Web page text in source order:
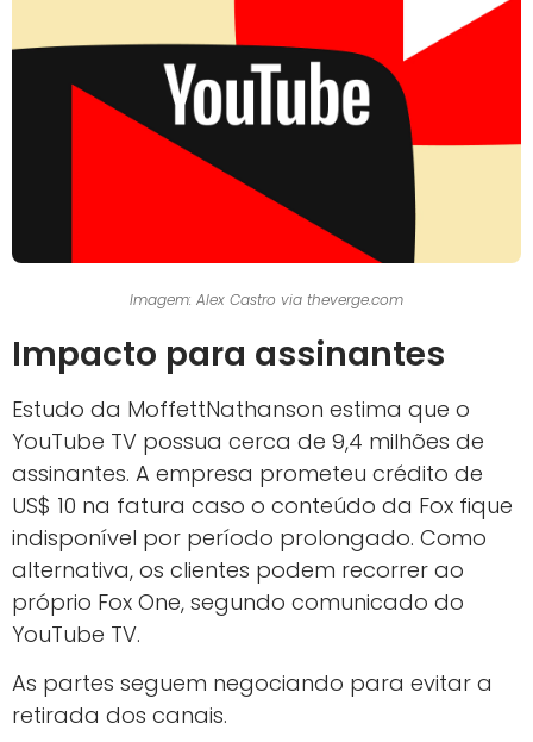
Imagem: Alex Castro via theverge.com
Impacto para assinantes
Estudo da MoffettNathanson estima que o
YouTube TV possua cerca de 9,4 milhões de
assinantes. A empresa prometeu crédito de
US$ 10 na fatura caso o conteúdo da Fox fique
indisponível por período prolongado. Como
alternativa, os clientes podem recorrer ao
próprio Fox One, segundo comunicado do
YouTube TV.
As partes seguem negociando para evitar a
retirada dos canais.